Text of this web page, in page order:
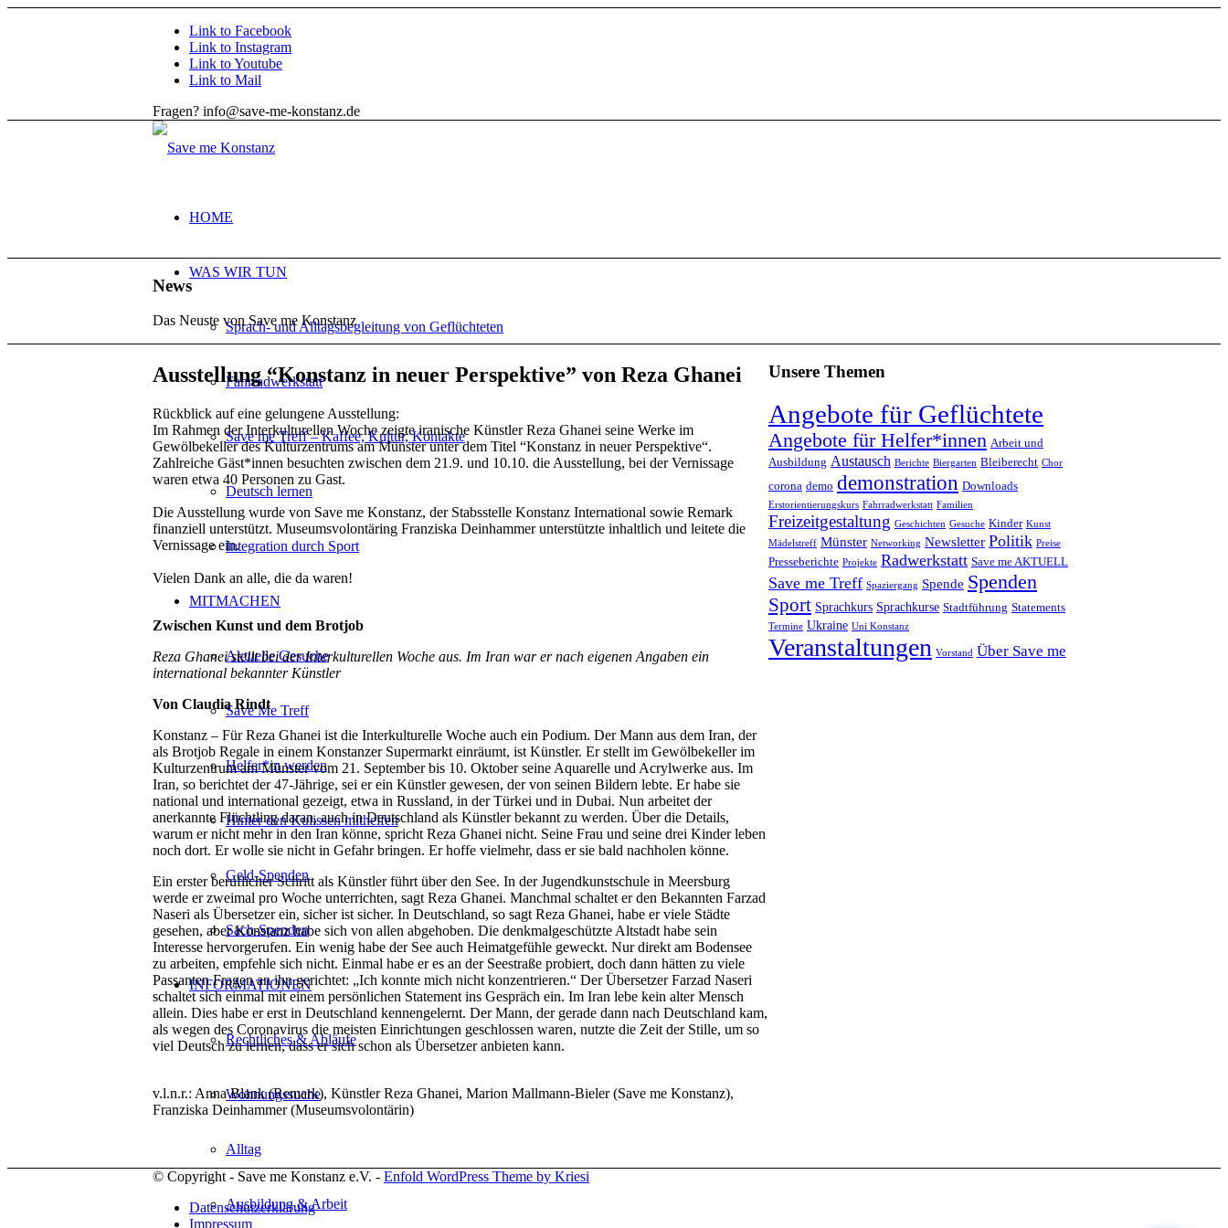
Link to Facebook
Link to Instagram
Link to Youtube
Link to Mail
Fragen? info@save-me-konstanz.de
HOME
WAS WIR TUN
Sprach- und Alltagsbegleitung von Geflüchteten
Fahrradwerkstatt
Save me Treff – Kaffee, Kultur, Kontakte
Deutsch lernen
Integration durch Sport
MITMACHEN
Aktuelle Gesuche
Save Me Treff
Helfer*in werden
Hinter den Kulissen mithelfen
Geld-Spenden
Sach-Spenden
INFORMATIONEN
Rechtliches & Abläufe
Wohnungssuche
Alltag
Ausbildung & Arbeit
News
Das Neuste von Save me Konstanz
Ausstellung“Konstanz in neuer Perspektive” von Reza Ghanei
Rückblick auf eine gelungene Ausstellung:
Im Rahmen der Interkulturellen Woche zeigte iranische Künstler Reza Ghanei seine Werke im
Gewölbekeller des Kulturzentrums am Münster unter dem Titel “Konstanz in neuer Perspektive“.
Zahlreiche Gäst*innen besuchten zwischen dem 21.9. und 10.10. die Ausstellung, bei der Vernissage
waren etwa 40 Personen zu Gast.
Die Ausstellung wurde von Save me Konstanz, der Stabsstelle Konstanz International sowie Remark
finanziell unterstützt. Museumsvolontäring Franziska Deinhammer unterstützte inhaltlich und leitete die
Vernissage ein.
Vielen Dank an alle, die da waren!
Zwischen Kunst und dem Brotjob
Reza Ghanei stellt bei der Interkulturellen Woche aus. Im Iran war er nach eigenen Angaben ein
international bekannter Künstler
Von Claudia Rindt
Konstanz – Für Reza Ghanei ist die Interkulturelle Woche auch ein Podium. Der Mann aus dem Iran, der
als Brotjob Regale in einem Konstanzer Supermarkt einräumt, ist Künstler. Er stellt im Gewölbekeller im
Kulturzentrum am Münster vom 21. September bis 10. Oktober seine Aquarelle und Acrylwerke aus. Im
Iran, so berichtet der 47-Jährige, sei er ein Künstler gewesen, der von seinen Bildern lebte. Er habe sie
national und international gezeigt, etwa in Russland, in der Türkei und in Dubai. Nun arbeitet der
anerkannte Flüchtling daran, auch in Deutschland als Künstler bekannt zu werden. Über die Details,
warum er nicht mehr in den Iran könne, spricht Reza Ghanei nicht. Seine Frau und seine drei Kinder leben
noch dort. Er wolle sie nicht in Gefahr bringen. Er hoffe vielmehr, dass er sie bald nachholen könne.
Ein erster beruflicher Schritt als Künstler führt über den See. In der Jugendkunstschule in Meersburg
werde er zweimal pro Woche unterrichten, sagt Reza Ghanei. Manchmal schaltet er den Bekannten Farzad
Naseri als Übersetzer ein, sicher ist sicher. In Deutschland, so sagt Reza Ghanei, habe er viele Städte
gesehen, aber Konstanz habe sich von allen abgehoben. Die denkmalgeschützte Altstadt habe sein
Interesse hervorgerufen. Ein wenig habe der See auch Heimatgefühle geweckt. Nur direkt am Bodensee
zu arbeiten, empfehle sich nicht. Einmal habe er es an der Seestraße probiert, doch dann hätten zu viele
Passanten Fragen an ihn gerichtet: „Ich konnte mich nicht konzentrieren.“ Der Übersetzer Farzad Naseri
schaltet sich einmal mit einem persönlichen Statement ins Gespräch ein. Im Iran lebe kein alter Mensch
allein. Dies habe er erst in Deutschland kennengelernt. Der Mann, der gerade dann nach Deutschland kam,
als wegen des Coronavirus die meisten Einrichtungen geschlossen waren, nutzte die Zeit der Stille, um so
viel Deutsch zu lernen, dass er sich schon als Übersetzer anbieten kann.
v.l.n.r.: Anna Blank (Remark), Künstler Reza Ghanei, Marion Mallmann-Bieler (Save me Konstanz),
Franziska Deinhammer (Museumsvolontärin)
Unsere Themen
Angebote für Geflüchtete
Angebote für Helfer*innen Arbeit und
Ausbildung Austausch Berichte Biergarten Bleiberecht Chor
corona demo demonstration Downloads
Erstorientierungskurs Fahrradwerkstatt Familien
Freizeitgestaltung Geschichten Gesuche Kinder Kunst
Mädelstreff Münster Networking Newsletter Politik Preise
Presseberichte Projekte Radwerkstatt Save me AKTUELL
Save me Treff Spaziergang Spende Spenden
Sport Sprachkurs Sprachkurse Stadtführung Statements
Termine Ukraine Uni Konstanz
Veranstaltungen Vorstand Über Save me
© Copyright - Save me Konstanz e.V. - Enfold WordPress Theme by Kriesi
Datenschutzerklärung
Impressum